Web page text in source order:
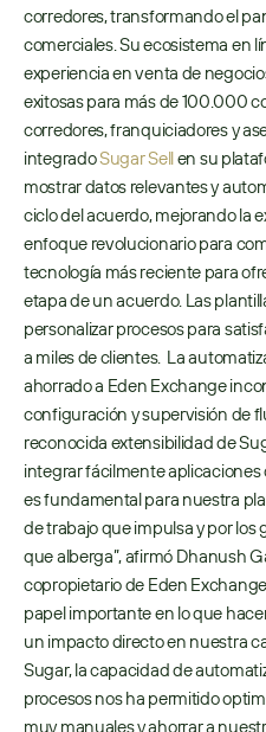
corredores, transformando el
comerciales. Su ecosistema en
experiencia en venta de
exitosas para más de 100.000
corredores, franquiciadores y
integrado Sugar Sell en su
mostrar datos relevantes y
ciclo del acuerdo, mejorando la
enfoque revolucionario para
tecnología más reciente para
etapa de un acuerdo. Las
personalizar procesos para
a miles de clientes.  La
ahorrado a Eden Exchange
configuración y supervisión de
reconocida extensibilidad de
integrar fácilmente aplicaciones
es fundamental para nuestra
de trabajo que impulsa y por
que alberga”, afirmó Dhanush
copropietario de Eden
papel importante en lo que
un impacto directo en nuestra
Sugar, la capacidad de
procesos nos ha permitido
muy manuales y ahorrar a